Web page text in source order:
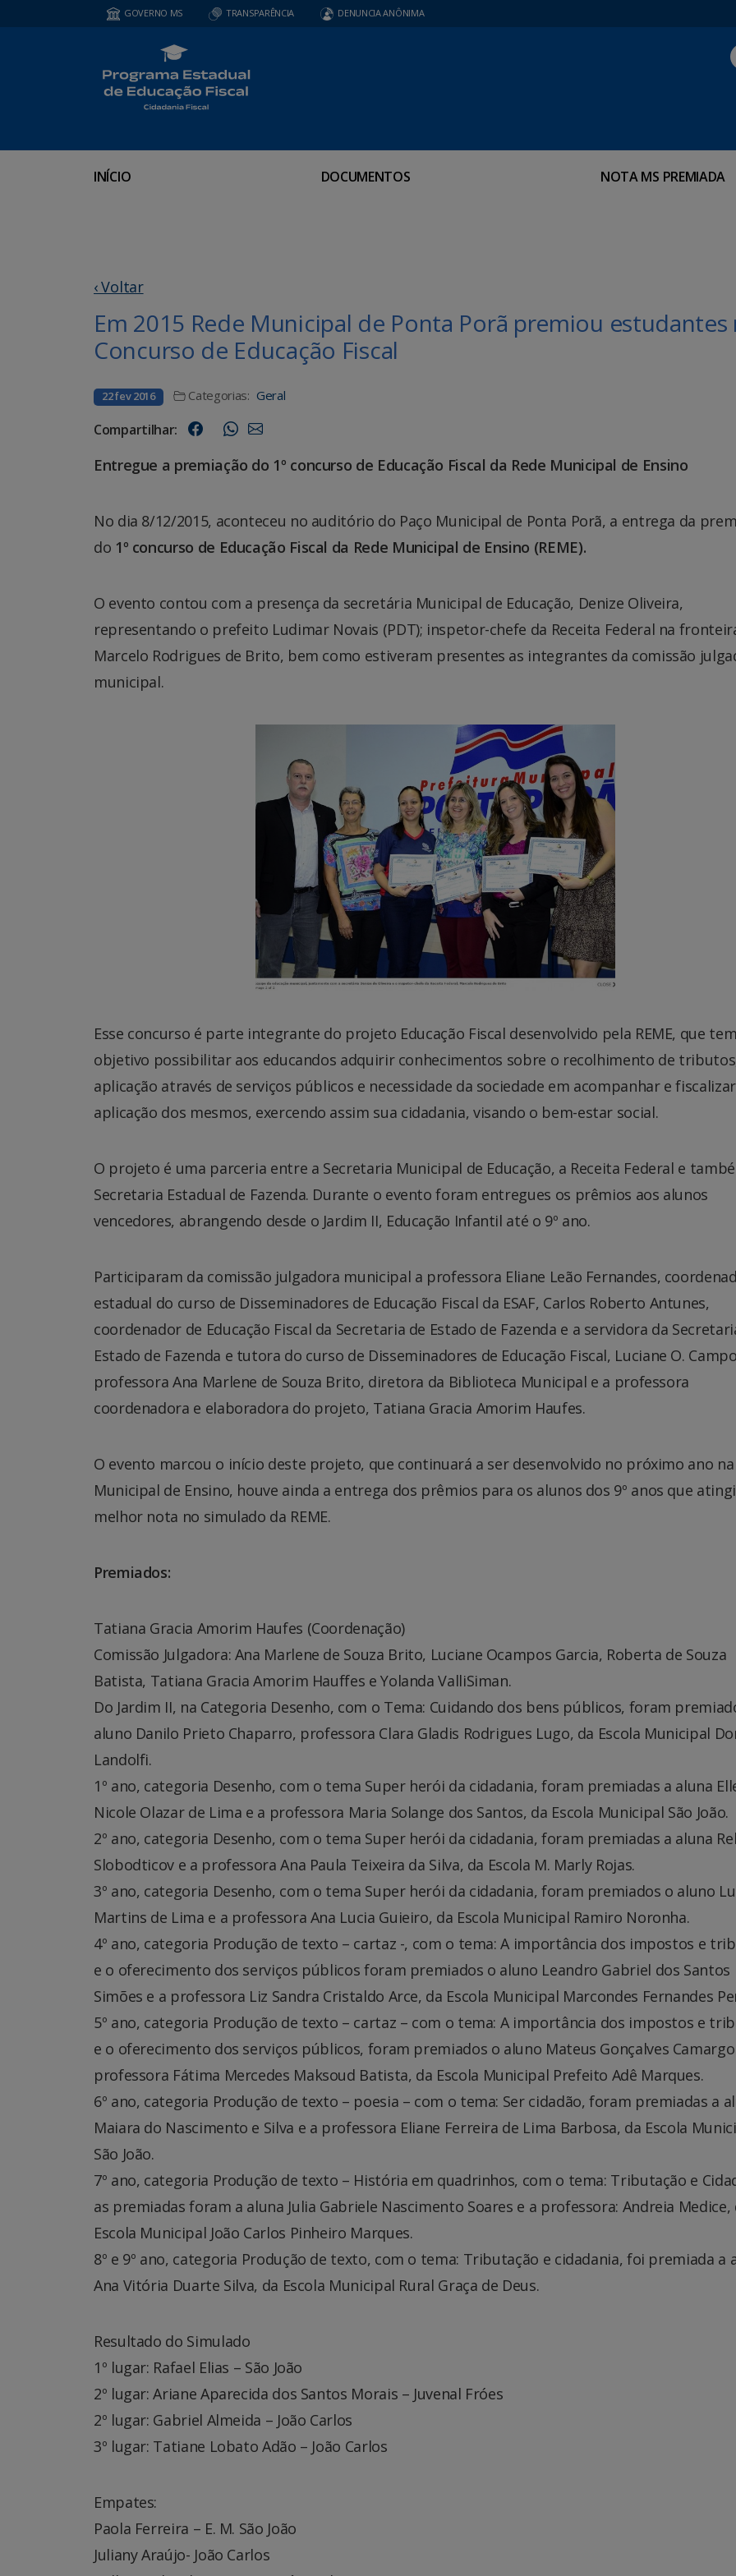
GOVERNO MS TRANSPARÊNCIA DENUNCIA ANÔNIMA
INÍCIO DOCUMENTOS NOTA MS PREMIADA
‹ Voltar
Em 2015 Rede Municipal de Ponta Porã premiou estudantes
Concurso de Educação Fiscal
22 fev 2016 Categorias: Geral
Compartilhar:
Entregue a premiação do 1º concurso de Educação Fiscal da Rede Municipal de Ensino
No dia 8/12/2015, aconteceu no auditório do Paço Municipal de Ponta Porã, a entrega da
do 1º concurso de Educação Fiscal da Rede Municipal de Ensino (REME).
O evento contou com a presença da secretária Municipal de Educação, Denize Oliveira,
representando o prefeito Ludimar Novais (PDT); inspetor-chefe da Receita Federal na
Marcelo Rodrigues de Brito, bem como estiveram presentes as integrantes da comissão
municipal.
Esse concurso é parte integrante do projeto Educação Fiscal desenvolvido pela REME, que
objetivo possibilitar aos educandos adquirir conhecimentos sobre o recolhimento de
aplicação através de serviços públicos e necessidade da sociedade em acompanhar e
aplicação dos mesmos, exercendo assim sua cidadania, visando o bem-estar social.
O projeto é uma parceria entre a Secretaria Municipal de Educação, a Receita Federal e
Secretaria Estadual de Fazenda. Durante o evento foram entregues os prêmios aos alunos
vencedores, abrangendo desde o Jardim II, Educação Infantil até o 9º ano.
Participaram da comissão julgadora municipal a professora Eliane Leão Fernandes,
estadual do curso de Disseminadores de Educação Fiscal da ESAF, Carlos Roberto Antunes,
coordenador de Educação Fiscal da Secretaria de Estado de Fazenda e a servidora da
Estado de Fazenda e tutora do curso de Disseminadores de Educação Fiscal, Luciane O.
professora Ana Marlene de Souza Brito, diretora da Biblioteca Municipal e a professora
coordenadora e elaboradora do projeto, Tatiana Gracia Amorim Haufes.
O evento marcou o início deste projeto, que continuará a ser desenvolvido no próximo ano na
Municipal de Ensino, houve ainda a entrega dos prêmios para os alunos dos 9º anos que
melhor nota no simulado da REME.
Premiados:
Tatiana Gracia Amorim Haufes (Coordenação)
Comissão Julgadora: Ana Marlene de Souza Brito, Luciane Ocampos Garcia, Roberta de Souza
Batista, Tatiana Gracia Amorim Hauffes e Yolanda ValliSiman.
Do Jardim II, na Categoria Desenho, com o Tema: Cuidando dos bens públicos, foram
aluno Danilo Prieto Chaparro, professora Clara Gladis Rodrigues Lugo, da Escola Municipal
Landolfi.
1º ano, categoria Desenho, com o tema Super herói da cidadania, foram premiadas a aluna
Nicole Olazar de Lima e a professora Maria Solange dos Santos, da Escola Municipal São João.
2º ano, categoria Desenho, com o tema Super herói da cidadania, foram premiadas a aluna
Slobodticov e a professora Ana Paula Teixeira da Silva, da Escola M. Marly Rojas.
3º ano, categoria Desenho, com o tema Super herói da cidadania, foram premiados o aluno
Martins de Lima e a professora Ana Lucia Guieiro, da Escola Municipal Ramiro Noronha.
4º ano, categoria Produção de texto – cartaz -, com o tema: A importância dos impostos e
e o oferecimento dos serviços públicos foram premiados o aluno Leandro Gabriel dos Santos
Simões e a professora Liz Sandra Cristaldo Arce, da Escola Municipal Marcondes Fernandes
5º ano, categoria Produção de texto – cartaz – com o tema: A importância dos impostos e
e o oferecimento dos serviços públicos, foram premiados o aluno Mateus Gonçalves Camargo
professora Fátima Mercedes Maksoud Batista, da Escola Municipal Prefeito Adê Marques.
6º ano, categoria Produção de texto – poesia – com o tema: Ser cidadão, foram premiadas a
Maiara do Nascimento e Silva e a professora Eliane Ferreira de Lima Barbosa, da Escola
São João.
7º ano, categoria Produção de texto – História em quadrinhos, com o tema: Tributação e
as premiadas foram a aluna Julia Gabriele Nascimento Soares e a professora: Andreia Medice,
Escola Municipal João Carlos Pinheiro Marques.
8º e 9º ano, categoria Produção de texto, com o tema: Tributação e cidadania, foi premiada a
Ana Vitória Duarte Silva, da Escola Municipal Rural Graça de Deus.
Resultado do Simulado
1º lugar: Rafael Elias – São João
2º lugar: Ariane Aparecida dos Santos Morais – Juvenal Fróes
2º lugar: Gabriel Almeida – João Carlos
3º lugar: Tatiane Lobato Adão – João Carlos
Empates:
Paola Ferreira – E. M. São João
Juliany Araújo- João Carlos